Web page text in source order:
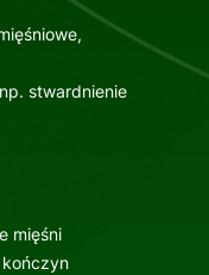
stwardnienie
mięśni
kończyn